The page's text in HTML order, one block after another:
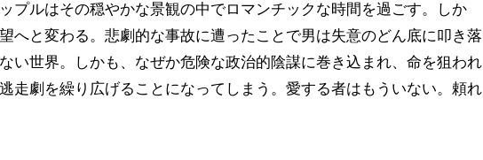
プルはその穏やかな景観の中でロマンチックな時間を過ごす。しか
へと変わる。悲劇的な事故に遭ったことで男は失意のどん底に叩き落
い世界。しかも、なぜか危険な政治的陰謀に巻き込まれ、命を狙われ
走劇を繰り広げることになってしまう。愛する者はもういない。頼れ